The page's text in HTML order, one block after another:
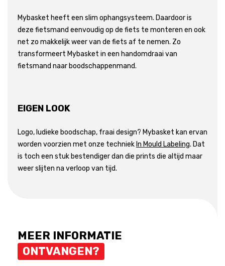
Mybasket heeft een slim ophangsysteem. Daardoor is
deze fietsmand eenvoudig op de fiets te monteren en ook
net zo makkelijk weer van de fiets af te nemen. Zo
transformeert Mybasket in een handomdraai van
fietsmand naar boodschappenmand.
EIGEN LOOK
Logo, ludieke boodschap, fraai design? Mybasket kan ervan
worden voorzien met onze techniek In Mould Labeling. Dat
is toch een stuk bestendiger dan die prints die altijd maar
weer slijten na verloop van tijd.
MEER INFORMATIE
ONTVANGEN?